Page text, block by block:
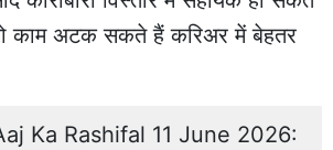
काम अटक सकते हैं करिअर में बेहतर
Ka Rashifal 11 June 2026: